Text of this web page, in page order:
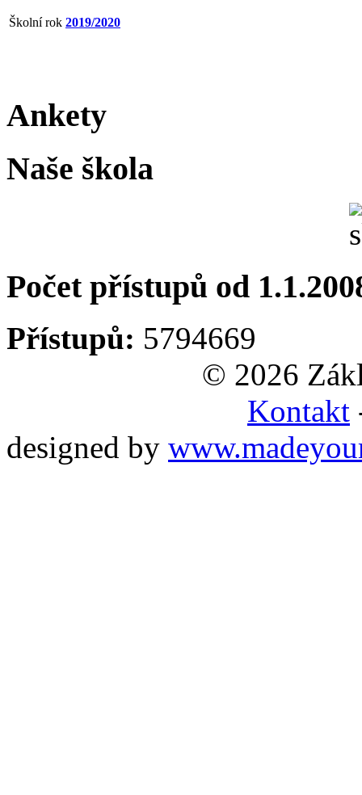
Školní rok 2019/2020
Ankety
Naše škola
Počet přístupů od
Přístupů: 5794669
© 2026
Kontakt
designed by